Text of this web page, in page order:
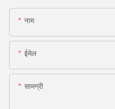
नाम
ईमेल
सामग्री